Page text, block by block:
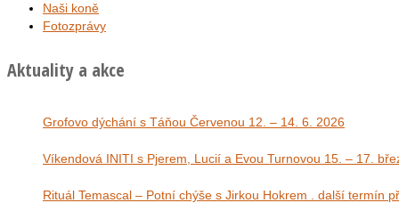
Naši koně
Fotozprávy
Aktuality a akce
Grofovo dýchání s Táňou Červenou 12. – 14. 6. 2026
Víkendová INITI s Pjerem, Lucií a Evou
Rituál Temascal – Potní chýše s Jirkou Hokrem . další termín